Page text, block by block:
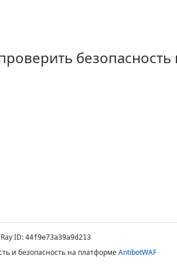
безопасность
Ray ID: 44f9e73a39a9d213
и безопасность на платформе AntibotWAF